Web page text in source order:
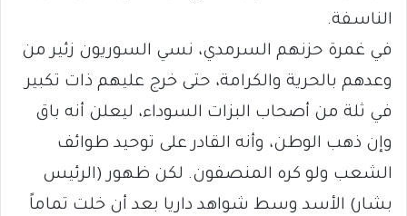
الناسفة.
في غمرة حزنهم السرمدي، نسي السوريون زئير من
وعدهم بالحرية والكرامة، حتى خرج عليهم ذات تكبير
في ثلة من أصحاب البزات السوداء، ليعلن أنه باق
وإن ذهب الوطن، وأنه القادر على توحيد طوائف
الشعب ولو كره المنصفون. لكن ظهور (الرئيس
بشار) الأسد وسط شواهد داريا بعد أن خلت تماماً